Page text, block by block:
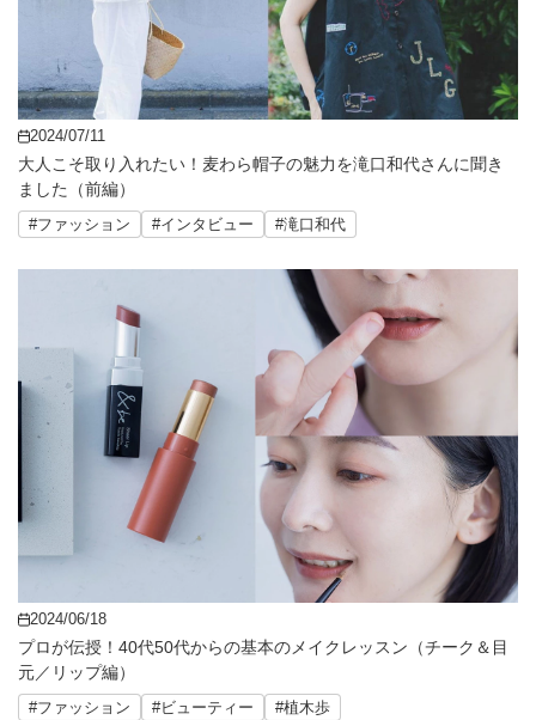
2024/07/11
大人こそ取り入れたい！麦わら帽子の魅力を滝口和代さんに聞き
ました（前編）
#ファッション #インタビュー #滝口和代
2024/06/18
プロが伝授！40代50代からの基本のメイクレッスン（チーク＆目
元／リップ編）
#ファッション #ビューティー #植木歩